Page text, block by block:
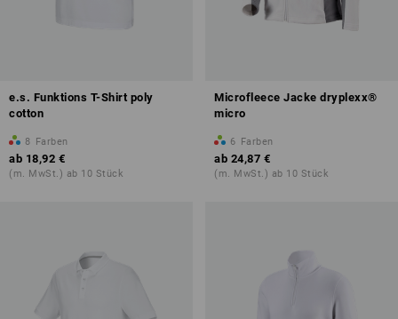
e.s. Funktions T-Shirt poly
cotton
8 Farben
ab 18,92 €
(m. MwSt.) ab 10 Stück
Microfleece Jacke dryplexx®
micro
6 Farben
ab 24,87 €
(m. MwSt.) ab 10 Stück